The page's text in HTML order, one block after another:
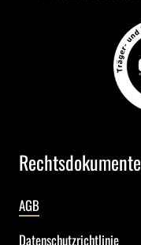
Rechtsdokumente
AGB
Datenschutzrichtlinie